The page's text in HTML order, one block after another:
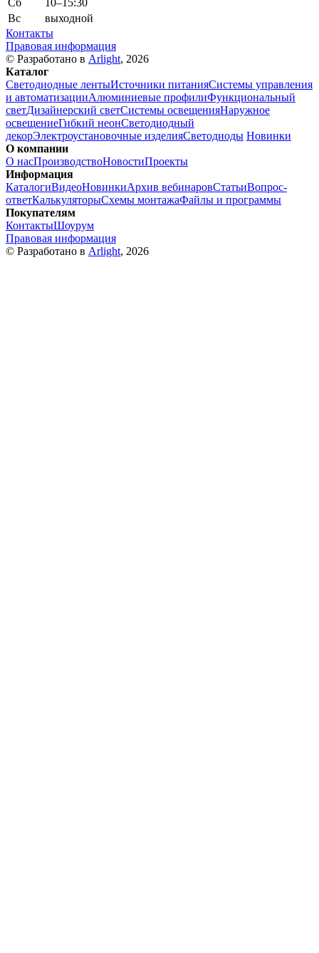
Сб
10–15:30
Вс
выходной
Контакты
Правовая информация
© Разработано в Arlight, 2026
Каталог
Светодиодные лентыИсточники питанияСистемы управления
и автоматизацииАлюминиевые профилиФункциональный
светДизайнерский светСистемы освещенияНаружное
освещениеГибкий неонСветодиодный
декорЭлектроустановочные изделияСветодиоды Новинки
О компании
О насПроизводствоНовостиПроекты
Информация
КаталогиВидеоНовинкиАрхив вебинаровСтатьиВопрос-
ответКалькуляторыСхемы монтажаФайлы и программы
Покупателям
КонтактыШоурум
Правовая информация
© Разработано в Arlight, 2026